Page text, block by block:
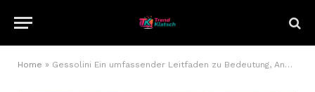
Home » Gessolini Ein umfassender Leitfaden zu Bedeutung, Anwendung und Zukunft